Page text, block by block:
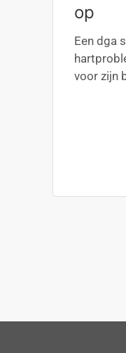
op
Een dga
voor zijn